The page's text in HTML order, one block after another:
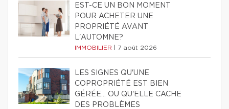
EST-CE UN BON MOMENT
POUR ACHETER UNE
PROPRIÉTÉ AVANT
L'AUTOMNE?
IMMOBILIER 7 août 2026
LES SIGNES QU'UNE
COPROPRIÉTÉ EST BIEN
GÉRÉE… OU QU'ELLE CACHE
DES PROBLÈMES